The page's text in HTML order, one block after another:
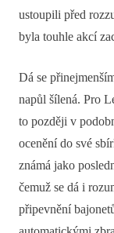
ustoupili před
byla touhle akcí
Dá se
napůl šílená. Pro
to později v
ocenění do své
známá jako
čemuž se dá i
připevnění